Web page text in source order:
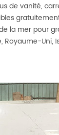
de vanité,
la mer pour
Royaume-Uni,